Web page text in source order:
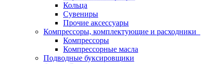
Кольца
Сувениры
Прочие аксессуары
Компрессоры, комплектующие и расходники
Компрессоры
Компрессорные масла
Подводные буксировщики